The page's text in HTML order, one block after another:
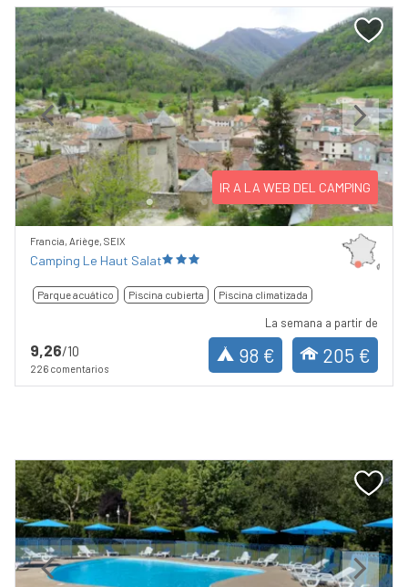
Previous Next
IR A LA WEB DEL CAMPING
Francia, Ariège, SEIX
Camping Le Haut Salat
Parque acuático Piscina cubierta Piscina climatizada
9,26/10
226 comentarios
La semana a partir de
98 € 205 €